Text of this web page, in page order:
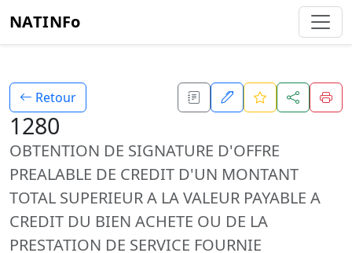
NATINFo
Retour
1280
OBTENTION DE SIGNATURE D'OFFRE
PREALABLE DE CREDIT D'UN MONTANT
TOTAL SUPERIEUR A LA VALEUR PAYABLE A
CREDIT DU BIEN ACHETE OU DE LA
PRESTATION DE SERVICE FOURNIE